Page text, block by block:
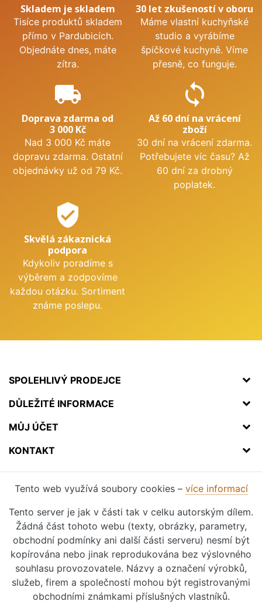
Skladem je skladem
Tisíce produktů skladem
přímo v Pardubicích.
Objednáte dnes, máte
zítra.
30 let zkušeností v oboru
Máme vlastní kuchyňské
studio a vyrábíme
špičkové kuchyně. Víme
přesně, co funguje.
local_shipping
Doprava zdarma od
3 000 Kč
Nad 3 000 Kč máte
dopravu zdarma. Ostatní
objednávky už od 79 Kč.
sync
Až 60 dní na vrácení
zboží
30 dní na vrácení zdarma.
Potřebujete víc času? Až
60 dní za drobný
poplatek.
verified_user
Skvělá zákaznická
podpora
Kdykoliv poradíme s
výběrem a zodpovíme
každou otázku. Sortiment
známe poslepu.
SPOLEHLIVÝ PRODEJCE
DŮLEŽITÉ INFORMACE
MŮJ ÚČET
KONTAKT
Tento web využívá soubory cookies – více informací
Tento server je jak v části tak v celku autorským dílem.
Žádná část tohoto webu (texty, obrázky, parametry,
obchodní podmínky ani další části serveru) nesmí být
kopírována nebo jinak reprodukována bez výslovného
souhlasu provozovatele. Názvy a označení výrobků,
služeb, firem a společností mohou být registrovanými
obchodními známkami příslušných vlastníků.